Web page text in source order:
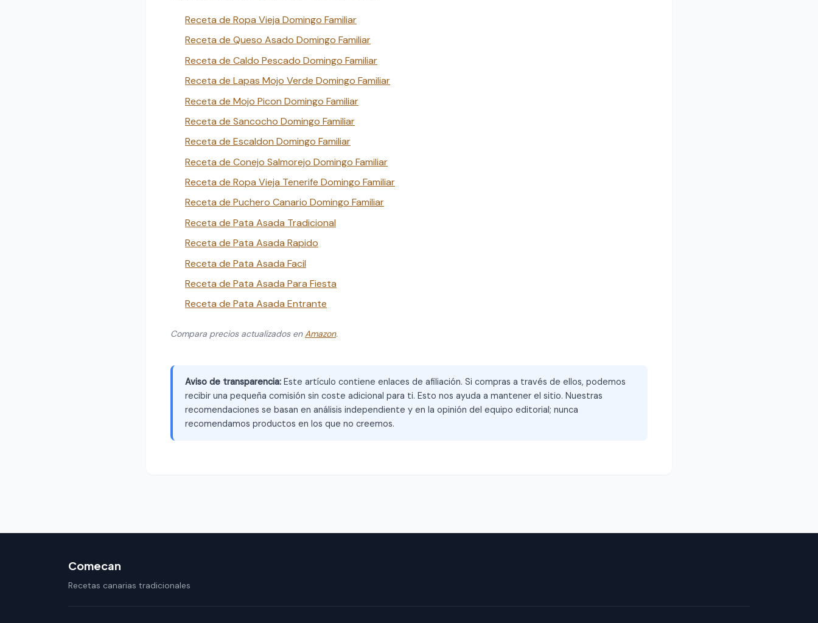
Receta de Ropa Vieja Domingo Familiar
Receta de Queso Asado Domingo Familiar
Receta de Caldo Pescado Domingo Familiar
Receta de Lapas Mojo Verde Domingo Familiar
Receta de Mojo Picon Domingo Familiar
Receta de Sancocho Domingo Familiar
Receta de Escaldon Domingo Familiar
Receta de Conejo Salmorejo Domingo Familiar
Receta de Ropa Vieja Tenerife Domingo Familiar
Receta de Puchero Canario Domingo Familiar
Receta de Pata Asada Tradicional
Receta de Pata Asada Rapido
Receta de Pata Asada Facil
Receta de Pata Asada Para Fiesta
Receta de Pata Asada Entrante
Compara precios actualizados enAmazon.
Aviso de transparencia: Este artículo contiene enlaces de afiliación. Si compras a través de ellos, podemos
recibir una pequeña comisión sin coste adicional para ti. Esto nos ayuda a mantener el sitio. Nuestras
recomendaciones se basan en análisis independiente y en la opinión del equipo editorial; nunca
recomendamos productos en los que no creemos.
Comecan
Recetas canarias tradicionales